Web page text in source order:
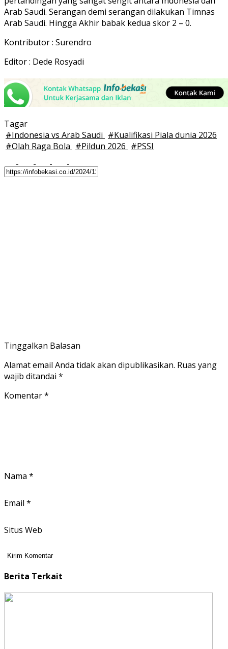
Arab Saudi. Serangan demi serangan dilakukan Timnas
Arab Saudi. Hingga Akhir babak kedua skor 2 – 0.
Kontributor : Surendro
Editor : Dede Rosyadi
Tagar
#Indonesia vs Arab Saudi #Kualifikasi Piala dunia 2026
#Olah Raga Bola #Pildun 2026 #PSSI
Tinggalkan Balasan
Alamat email Anda tidak akan dipublikasikan. Ruas yang
wajib ditandai *
Komentar*
Nama *
Email *
Situs Web
Berita Terkait